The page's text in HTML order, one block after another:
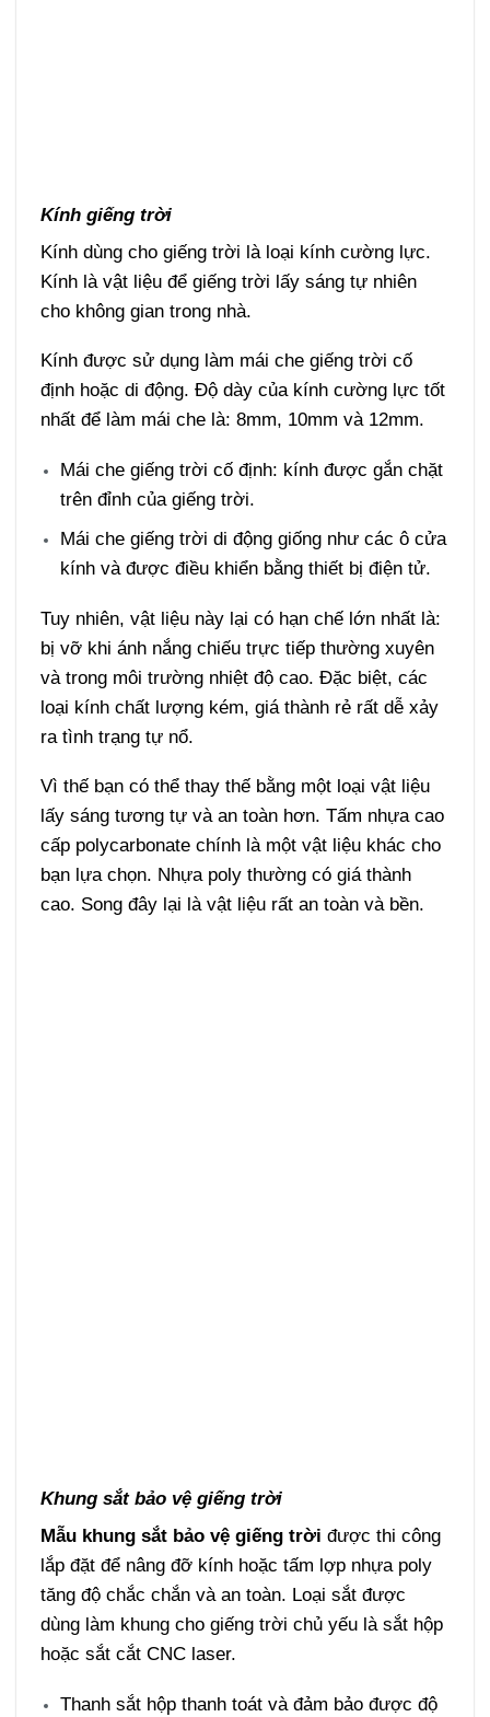
Kính giếng trời
Kính dùng cho giếng trời là loại kính cường lực.
Kính là vật liệu để giếng trời lấy sáng tự nhiên
cho không gian trong nhà.
Kính được sử dụng làm mái che giếng trời cố
định hoặc di động. Độ dày của kính cường lực tốt
nhất để làm mái che là: 8mm, 10mm và 12mm.
Mái che giếng trời cố định: kính được gắn chặt
trên đỉnh của giếng trời.
Mái che giếng trời di động giống như các ô cửa
kính và được điều khiển bằng thiết bị điện tử.
Tuy nhiên, vật liệu này lại có hạn chế lớn nhất là:
bị vỡ khi ánh nắng chiếu trực tiếp thường xuyên
và trong môi trường nhiệt độ cao. Đặc biệt, các
loại kính chất lượng kém, giá thành rẻ rất dễ xảy
ra tình trạng tự nổ.
Vì thế bạn có thể thay thế bằng một loại vật liệu
lấy sáng tương tự và an toàn hơn. Tấm nhựa cao
cấp polycarbonate chính là một vật liệu khác cho
bạn lựa chọn. Nhựa poly thường có giá thành
cao. Song đây lại là vật liệu rất an toàn và bền.
Khung sắt bảo vệ giếng trời
Mẫu khung sắt bảo vệ giếng trời được thi công
lắp đặt để nâng đỡ kính hoặc tấm lợp nhựa poly
tăng độ chắc chắn và an toàn. Loại sắt được
dùng làm khung cho giếng trời chủ yếu là sắt hộp
hoặc sắt cắt CNC laser.
Thanh sắt hộp thanh toát và đảm bảo được độ